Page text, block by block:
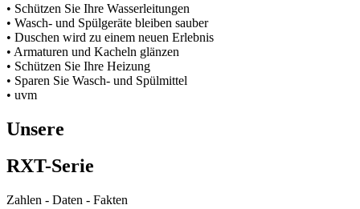
• Schützen Sie Ihre Wasserleitungen
• Wasch- und Spülgeräte bleiben sauber
• Duschen wird zu einem neuen Erlebnis
• Armaturen und Kacheln glänzen
• Schützen Sie Ihre Heizung
• Sparen Sie Wasch- und Spülmittel
• uvm
Unsere
RXT-Serie
Zahlen - Daten - Fakten